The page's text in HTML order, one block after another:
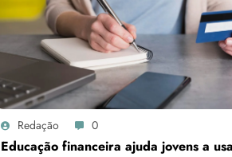
Redação 0
Educação financeira ajuda jovens a